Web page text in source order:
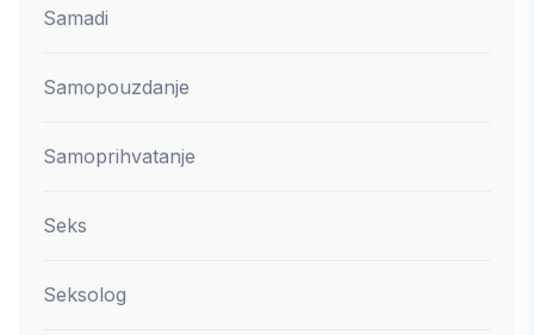
Samadi
Samopouzdanje
Samoprihvatanje
Seks
Seksolog